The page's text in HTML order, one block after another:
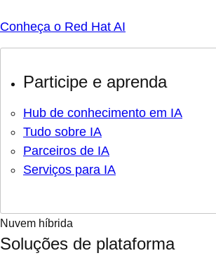
Conheça o Red Hat AI
Participe e aprenda
Hub de conhecimento em IA
Tudo sobre IA
Parceiros de IA
Serviços para IA
Nuvem híbrida
Soluções de plataforma